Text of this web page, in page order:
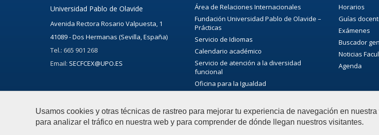
Usamos cookies y otras técnicas de rastreo para mejorar tu experiencia de navegación en
para analizar el tráfico en nuestra web y para comprender de dónde llegan nuestros visitantes.
Universidad Pablo de Olavide
Avenida Rectora Rosario Valpuesta, 1
41089 - Dos Hermanas (Sevilla, España)
Tel.: 665 901 268
Email: SECFCEX@UPO.ES
Área de Relaciones Internacionales
Fundación Universidad Pablo de Olavide –
Prácticas
Servicio de Idiomas
Calendario académico
Servicio de atención a la diversidad
funcional
Oficina para la Igualdad
Servicio de Extensión Cultural (SEC)
Agenda Cultural de la universidad
Horarios
Guías
Exámenes
Buscador
Noticias
Agenda